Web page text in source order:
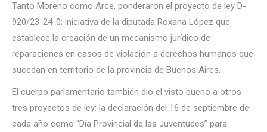
Tanto Moreno como Arce, ponderaron el proyecto de ley D-
920/23-24-0; iniciativa de la diputada Roxana López que
establece la creación de un mecanismo jurídico de
reparaciones en casos de violación a derechos humanos que
sucedan en territorio de la provincia de Buenos Aires.
El cuerpo parlamentario también dio el visto bueno a otros
tres proyectos de ley: la declaración del 16 de septiembre de
cada año como “Día Provincial de las Juventudes” para